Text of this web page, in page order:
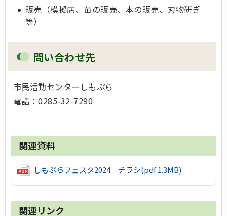
販売（模擬店、苗の販売、本の販売、刃物研ぎ
等）
問い合わせ先
市民活動センターしもぷら
電話：0285-32-7290
関連資料
しもぷらフェスタ2024 チラシ(pdf 1.3MB)
関連リンク